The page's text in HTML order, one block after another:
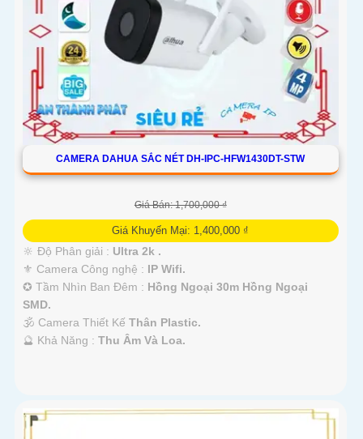
CAMERA DAHUA SẮC NÉT DH-IPC-HFW1430DT-STW
Giá Bán: 1,700,000 ₫
Giá Khuyến Mại: 1,400,000 ₫
🔆 Độ Phân giải : Ultra 2k .
⚜️ Camera Công nghệ : IP Wifi.
✪ Tầm Nhìn Ban Đêm : Hồng Ngoại 30m Hồng Ngoại
SMD.
🕉️ Camera Thiết Kế Thân Plastic.
️🔮 Khả Năng : Thu Âm Và Loa.